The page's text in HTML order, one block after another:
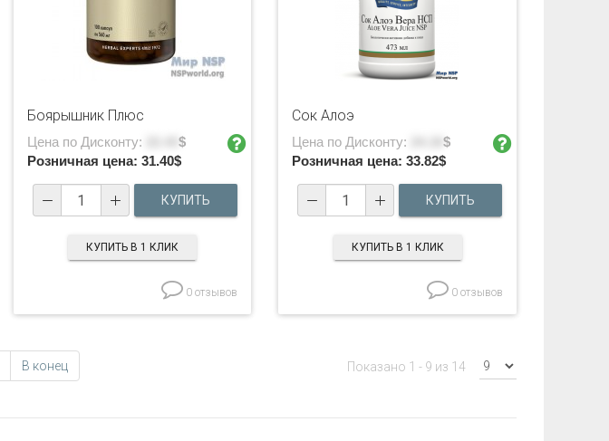
Боярышник Плюс
Цена по Дисконту:
$
Розничная цена: 31.40$
КУПИТЬ В 1 КЛИК
0 отзывов
Сок Алоэ
Цена по Дисконту: 24.16$
Розничная цена:33.82$
КУПИТЬ В 1 КЛИК
0 отзывов
В конец Показано 1 - 9 из 14